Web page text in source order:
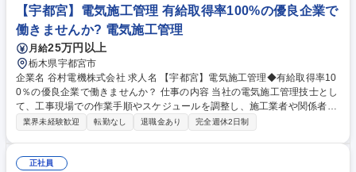
りません。 《売上割合》法人取引100%、内訳公共工事30%、民間工事7
0%、幅広い業種からお取引を頂いております。 募集職種 【宇都宮】モー
ター・ポンプ設備士◆有給取得率100%の優良企業で働きませんか？
【宇都宮】電気施工管理 有給取得率100%の優良企業で
働きませんか? 電気施工管理
月給25万円以上
栃木県宇都宮市
企業名 谷村電機株式会社 求人名 【宇都宮】電気施工管理◆有給取得率10
0％の優良企業で働きませんか？ 仕事の内容 当社の電気施工管理技士とし
て、工事現場での作業手順やスケジュールを調整し、施工業者や関係者と
のコミュニケーションを円滑に行い、電気設備の完成までプロジェクトを
《売上割合》法人取引100%、内訳公共工事30%、民間工事70%、幅広い
業界未経験歓迎 転勤なし 退職金あり 完全週休2日制
正社員